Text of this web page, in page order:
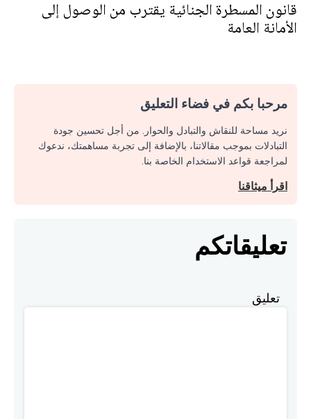
قانون المسطرة الجنائية يقترب من الوصول إلى
الأمانة العامة
مرحبا بكم في فضاء التعليق
نريد مساحة للنقاش والتبادل والحوار. من أجل تحسين جودة
التبادلات بموجب مقالاتنا، بالإضافة إلى تجربة مساهمتك، ندعوك
لمراجعة قواعد الاستخدام الخاصة بنا.
اقرأ ميثاقنا
تعليقاتكم
تعليق